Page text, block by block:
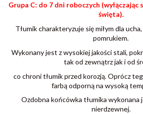
Grupa C: do 7 dni roboczych
święta).
Tłumik charakteryzuje się miłym dla
pomrukiem.
Wykonany jest z wysokiej jakości stali,
tak od zewnątrz jak i od
co chroni tłumik przed korozją. Oprócz
farbą odporną na wysoką
Ozdobna końcówka tłumika wykonana
nierdzewnej.